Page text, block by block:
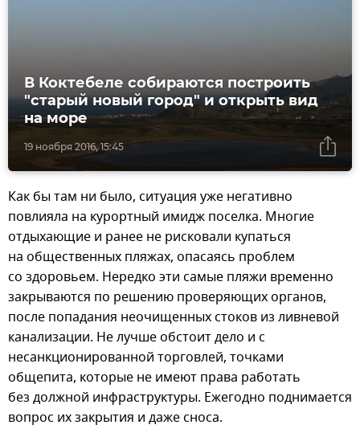
19 ноября 2016, 15:45
В Коктебеле собираются построить
"старый новый город" и открыть вид
на море
Как бы там ни было, ситуация уже негативно
повлияла на курортный имидж поселка. Многие
отдыхающие и ранее не рисковали купаться
на общественных пляжах, опасаясь проблем
со здоровьем. Нередко эти самые пляжи временно
закрываются по решению проверяющих органов,
после попадания неочищенных стоков из ливневой
канализации. Не лучше обстоит дело и с
несанкционированной торговлей, точками
общепита, которые не имеют права работать
без должной инфраструктуры. Ежегодно поднимается
вопрос их закрытия и даже сноса.